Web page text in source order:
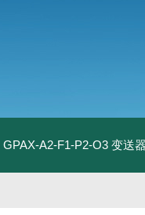
GPAX-A2-F1-P2-O3 变送